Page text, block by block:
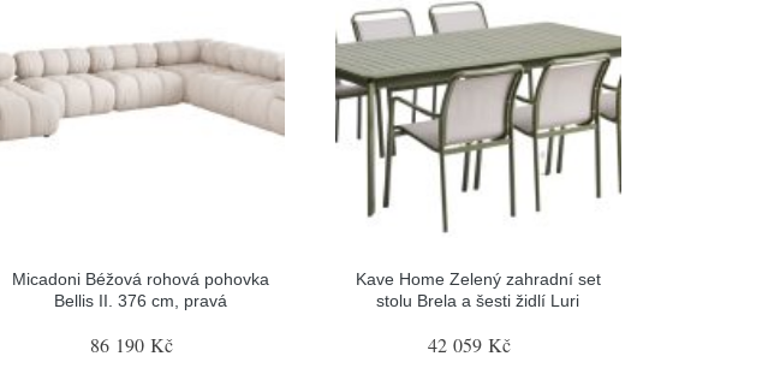
Micadoni Béžová rohová pohovka
Bellis II. 376 cm, pravá
86 190 Kč
Kave Home Zelený zahradní set
stolu Brela a šesti židlí Luri
42 059 Kč